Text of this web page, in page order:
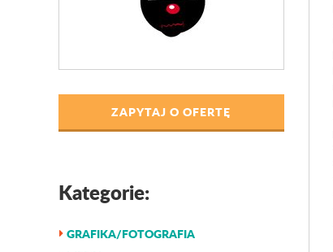
ZAPYTAJ O OFERTĘ
Kategorie:
GRAFIKA/FOTOGRAFIA